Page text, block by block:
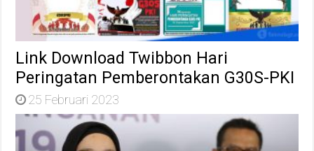
Link Download Twibbon Hari
Peringatan Pemberontakan G30S-PKI
25 Februari 2023